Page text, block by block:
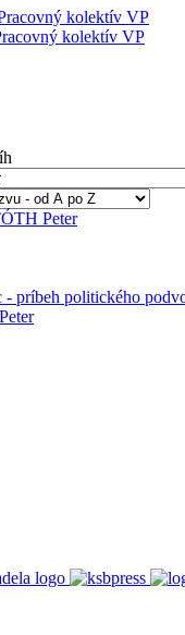
kolektív VP
kolektív VP
Peter
- príbeh politického